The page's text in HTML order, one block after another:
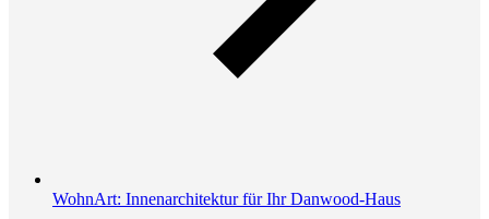
WohnArt: Innenarchitektur für Ihr Danwood-Haus